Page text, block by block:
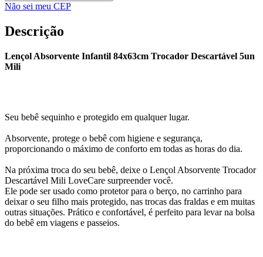
Não sei meu CEP
Descrição
Lençol Absorvente Infantil 84x63cm Trocador Descartável 5un
Mili
Seu bebê sequinho e protegido em qualquer lugar.
Absorvente, protege o bebê com higiene e segurança,
proporcionando o máximo de conforto em todas as horas do dia.
Na próxima troca do seu bebê, deixe o Lençol Absorvente Trocador
Descartável Mili LoveCare surpreender você.
Ele pode ser usado como protetor para o berço, no carrinho para
deixar o seu filho mais protegido, nas trocas das fraldas e em muitas
outras situações. Prático e confortável, é perfeito para levar na bolsa
do bebê em viagens e passeios.